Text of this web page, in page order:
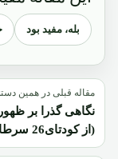
بله، مفید بود
مقاله قبلی در همین
نگاهی گذرا بر
(از کودتای26 سرطان 1352 تا کودتای7 ثور 1357)